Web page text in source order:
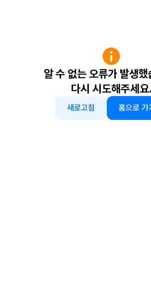
알 수 없는 오류가 발생
다시 시도해주세요.
새로고침 홈으로 가